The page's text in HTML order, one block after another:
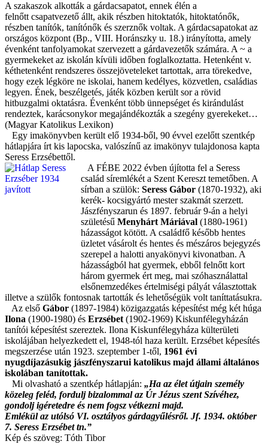
A szakaszok alkották a gárdacsapatot, ennek élén a
felnőtt csapatvezető állt, akik részben hitoktatók, hitoktatónők,
részben tanítók, tanítónők és szerznők voltak. A gárdacsapatokat az
országos központ (Bp., VIII. Horánszky u. 18.) irányította, amely
évenként tanfolyamokat szervezett a gárdavezetők számára. A ~ a
gyermekeket az iskolán kívüli időben foglalkoztatta. Hetenként v.
kéthetenként rendszeres összejöveteleket tartottak, arra törekedve,
hogy ezek légköre ne iskolai, hanem kedélyes, közvetlen, családias
legyen. Ének, beszélgetés, játék közben került sor a rövid
hitbuzgalmi oktatásra. Évenként több ünnepséget és kirándulást
rendeztek, karácsonykor megajándékozták a szegény gyerekeket…
(Magyar Katolikus Lexikon)
Egy imakönyvben került elő 1934-ből, 90 évvel ezelőtt szentkép
hátlapjára írt kis lapocska, valószínű az imakönyv tulajdonosa kapta
Seress Erzsébettől.
A FÉBE 2022 évben újította fel a Seress
család síremlékét a Szent Kereszt temetőben. A
sírban a szülök: Seress Gábor (1870-1932), aki
kerék- kocsigyártó mester szakmát szerzett.
Jászfényszarun és 1897. február 9-án a helyi
születésű Menyhárt Máriával (1880-1961)
házasságot kötött. A családfő később hentes
üzletet vásárolt és hentes és mészáros bejegyzés
szerepel a halotti anyakönyvi kivonatban. A
házasságból hat gyermek, ebből felnőtt kort
három gyermek ért meg, mai szóhasználattal
elsőnemzedékes értelmiségi pályát választottak
illetve a szülők fontosnak tartották és lehetőségük volt taníttatásukra.
Az első Gábor (1897-1984) közigazgatás képesítést még két húga
Ilona (1900-1980) és Erzsébet (1902-1969) Kiskunfélegyházán
tanítói képesítést szereztek. Ilona Kiskunfélegyháza külterületi
iskolájában helyezkedett el, 1948-tól haza került. Erzsébet képesítés
megszerzése után 1923. szeptember 1-től, 1961 évi
nyugdíjazásukig jászfényszarui katolikus majd állami általános
iskolában tanítottak.
Mi olvasható a szentkép hátlapján: „Ha az élet útjain személy
közeleg feléd, fordulj bizalommal az Úr Jézus szent Szívéhez,
gondolj igéretedre és nem fogsz vétkezni majd.
Emlékül az utólsó VI. osztályos gárdagyűlésről. Jf. 1934. október
7. Seress Erzsébet tn.”
Kép és szöveg: Tóth Tibor